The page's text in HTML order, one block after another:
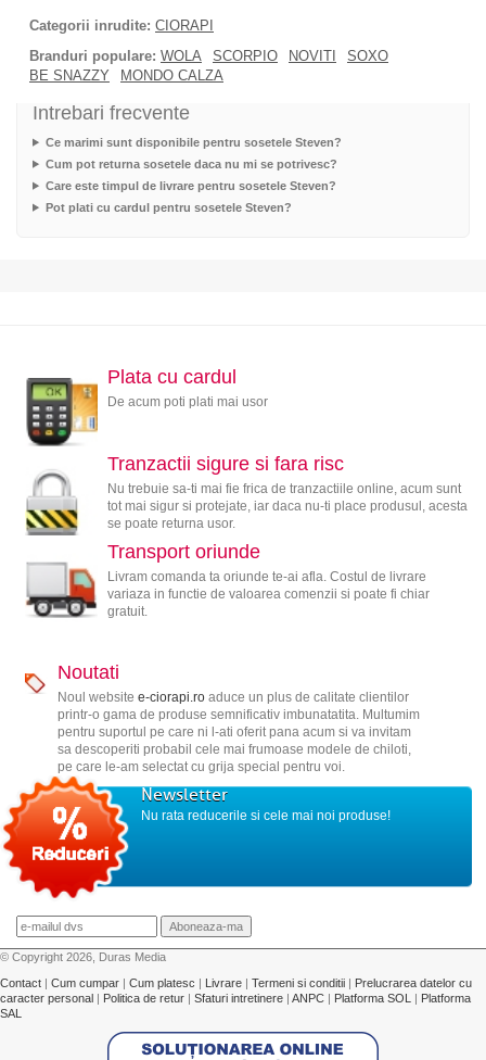
Categorii inrudite: CIORAPI
Branduri populare: WOLA SCORPIO NOVITI
SOXO
BE SNAZZY
MONDO CALZA
Intrebari frecvente
Ce marimi sunt disponibile pentru sosetele Steven?
Cum pot returna sosetele daca nu mi se potrivesc?
Care este timpul de livrare pentru sosetele Steven?
Pot plati cu cardul pentru sosetele Steven?
Plata cu cardul
De acum poti plati mai usor
Tranzactii sigure si fara risc
Nu trebuie sa-ti mai fie frica de tranzactiile online, acum sunt
tot mai sigur si protejate, iar daca nu-ti place produsul, acesta
se poate returna usor.
Transport oriunde
Livram comanda ta oriunde te-ai afla. Costul de livrare
variaza in functie de valoarea comenzii si poate fi chiar
gratuit.
Noutati
Noul website e-ciorapi.roaduce un plus de calitate clientilor
printr-o gama de produse semnificativ imbunatatita. Multumim
pentru suportul pe care ni l-ati oferit pana acum si va invitam
sa descoperiti probabil cele mai frumoase modele de chiloti,
pe care le-am selectat cu grija special pentru voi.
Newsletter
Nu rata reducerile si cele mai noi produse!
© Copyright 2026, Duras Media
Contact | Cum cumpar | Cum platesc | Livrare | Termeni si conditii | Prelucrarea datelor cu
caracter personal | Politica de retur | Sfaturi intretinere | ANPC | Platforma SOL | Platforma
SAL